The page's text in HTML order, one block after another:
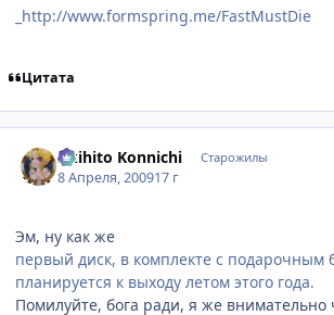
_http://www.formspring.me/FastMustDie
Цитата
Akihito Konnichi Старожилы
8 Апреля, 200917 г
Эм, ну как же
первый диск, в комплекте с подарочным
планируется к выходу летом этого года.
Помилуйте, бога ради, я же внимательно